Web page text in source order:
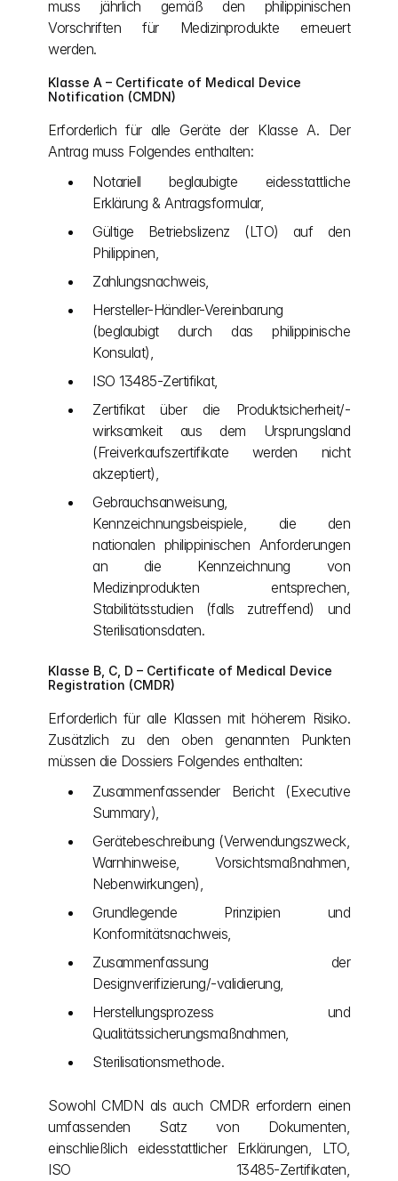
muss jährlich gemäß den philippinischen
Vorschriften für Medizinprodukte erneuert
werden.
Klasse A – Certificate of Medical Device
Notification (CMDN)
Erforderlich für alle Geräte der Klasse A. Der
Antrag muss Folgendes enthalten:
Notariell beglaubigte eidesstattliche
Erklärung & Antragsformular,
Gültige Betriebslizenz (LTO) auf den
Philippinen,
Zahlungsnachweis,
Hersteller-Händler-Vereinbarung
(beglaubigt durch das philippinische
Konsulat),
ISO 13485-Zertifikat,
Zertifikat über die Produktsicherheit/-
wirksamkeit aus dem Ursprungsland
(Freiverkaufszertifikate werden nicht
akzeptiert),
Gebrauchsanweisung,
Kennzeichnungsbeispiele, die den
nationalen philippinischen Anforderungen
an die Kennzeichnung von
Medizinprodukten entsprechen,
Stabilitätsstudien (falls zutreffend) und
Sterilisationsdaten.
Klasse B, C, D – Certificate of Medical Device
Registration (CMDR)
Erforderlich für alle Klassen mit höherem Risiko.
Zusätzlich zu den oben genannten Punkten
müssen die Dossiers Folgendes enthalten:
Zusammenfassender Bericht (Executive
Summary),
Gerätebeschreibung (Verwendungszweck,
Warnhinweise, Vorsichtsmaßnahmen,
Nebenwirkungen),
Grundlegende Prinzipien und
Konformitätsnachweis,
Zusammenfassung der
Designverifizierung/-validierung,
Herstellungsprozess und
Qualitätssicherungsmaßnahmen,
Sterilisationsmethode.
Sowohl CMDN als auch CMDR erfordern einen
umfassenden Satz von Dokumenten,
einschließlich eidesstattlicher Erklärungen, LTO,
ISO 13485-Zertifikaten,